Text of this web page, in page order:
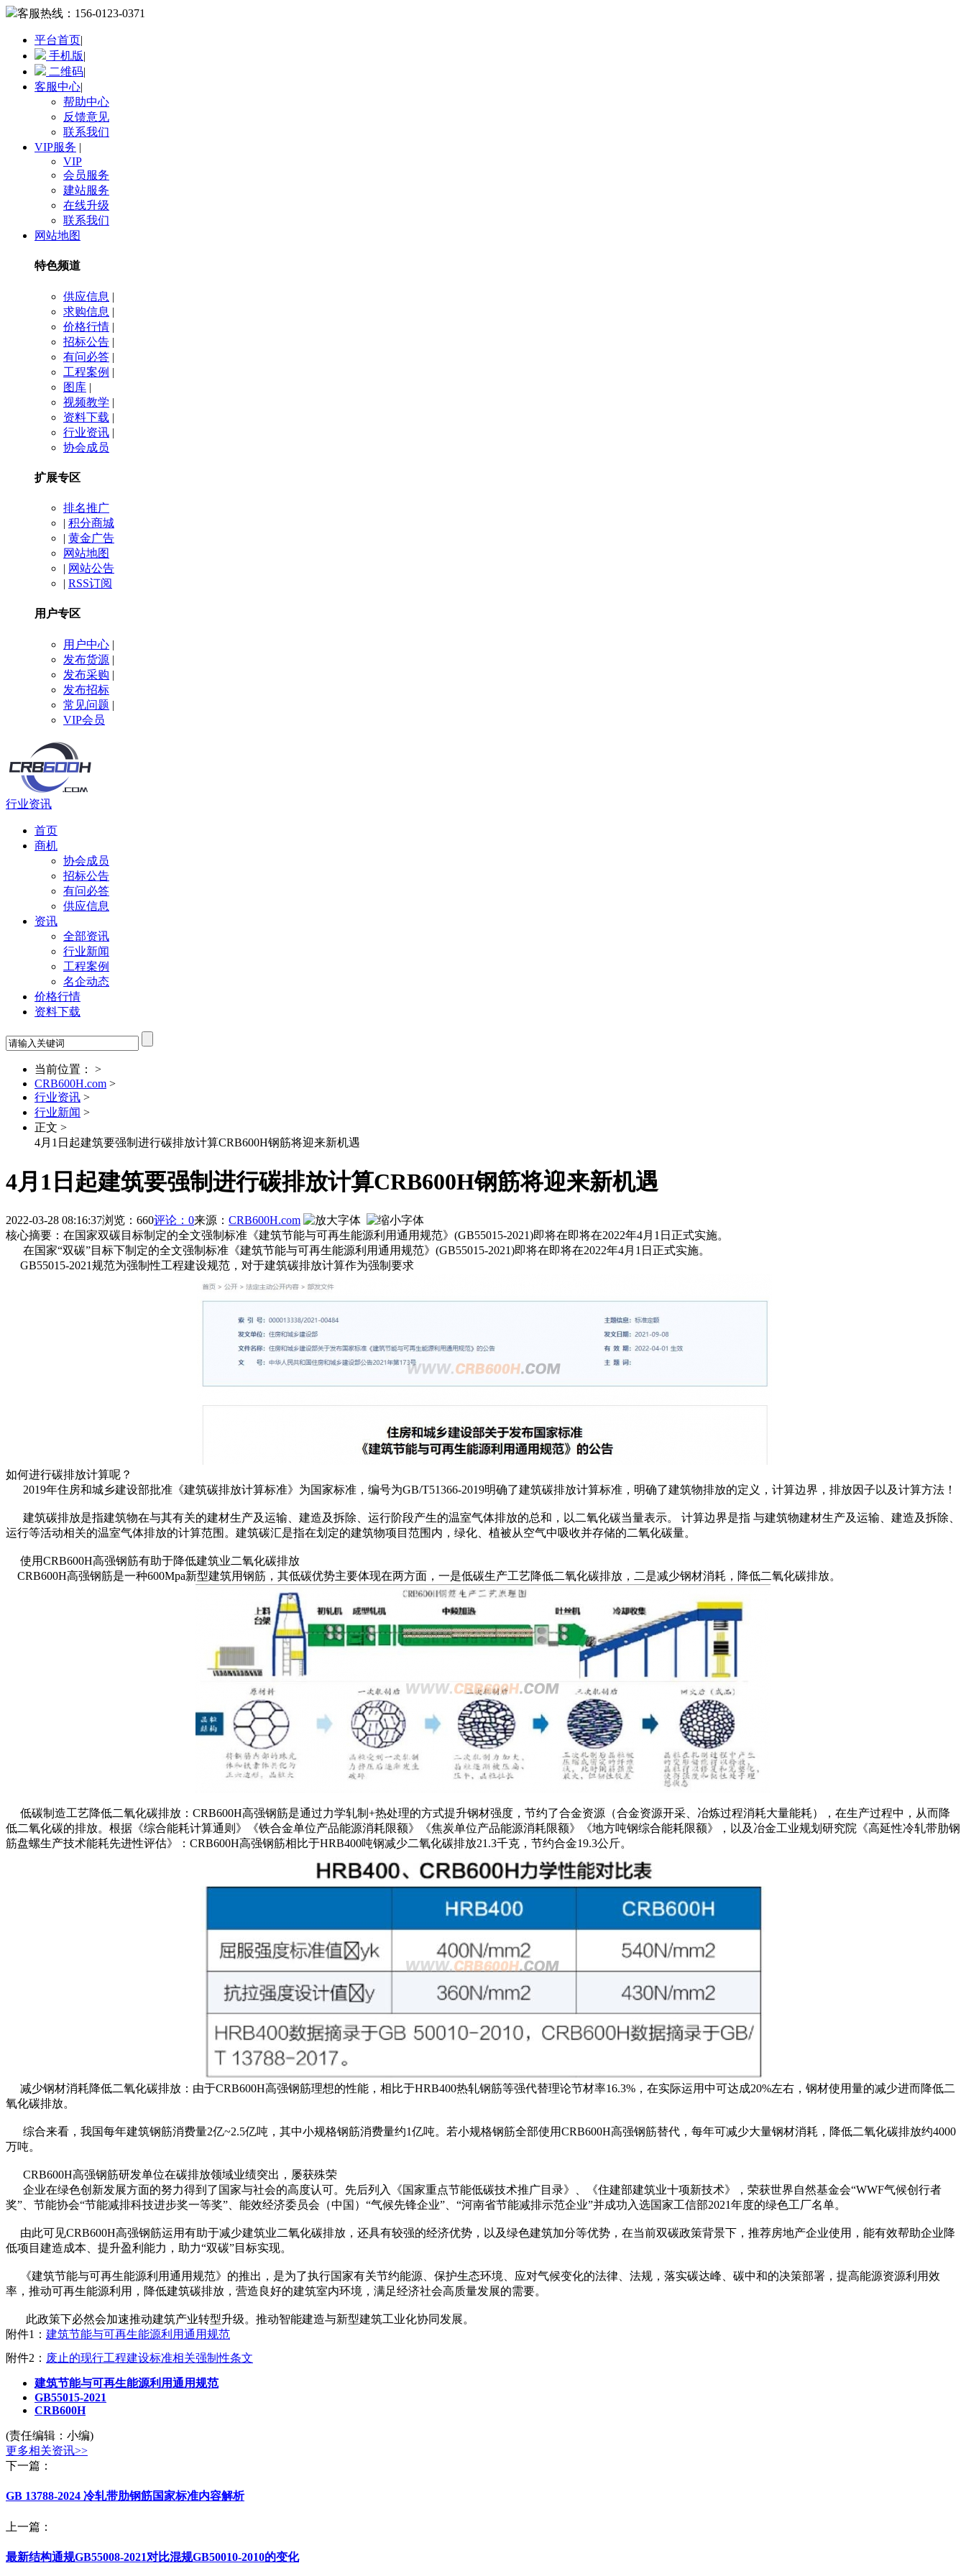
客服热线： 156-0123-0371
平台首页|
手机版|
二维码|
客服中心|
帮助中心
反馈意见
联系我们
VIP服务 |
VIP
会员服务
建站服务
在线升级
联系我们
网站地图
特色频道
供应信息 |
求购信息 |
价格行情 |
招标公告 |
有问必答 |
工程案例 |
图库 |
视频教学 |
资料下载 |
行业资讯 |
协会成员
扩展专区
排名推广
| 积分商城
| 黄金广告
网站地图
| 网站公告
| RSS订阅
用户专区
用户中心 |
发布货源 |
发布采购 |
发布招标
常见问题 |
VIP会员
行业资讯
首页
商机
协会成员
招标公告
有问必答
供应信息
资讯
全部资讯
行业新闻
工程案例
名企动态
价格行情
资料下载
当前位置： >
CRB600H.com >
行业资讯 >
行业新闻 >
正文 >
4月1日起建筑要强制进行碳排放计算CRB600H钢筋将迎来新机遇
4月1日起建筑要强制进行碳排放计算CRB600H钢筋将迎来新机遇
2022-03-28 08:16:37浏览：660评论：0来源： CRB600H.com
核心摘要：在国家双碳目标制定的全文强制标准《建筑节能与可再生能源利用通用规范》(GB55015-2021)即将在即将在2022年4月1日正式实施。
在国家“双碳”目标下制定的全文强制标准《建筑节能与可再生能源利用通用规范》(GB55015-2021)即将在即将在2022年4月1日正式实施。
GB55015-2021规范为强制性工程建设规范，对于建筑碳排放计算作为强制要求
如何进行碳排放计算呢？
2019年住房和城乡建设部批准《建筑碳排放计算标准》为国家标准，编号为GB/T51366-2019明确了建筑碳排放计算标准，明确了建筑物排放的定义，计算边界，排放因子以及计算方法！
建筑碳排放是指建筑物在与其有关的建材生产及运输、建造及拆除、运行阶段产生的温室气体排放的总和，以二氧化碳当量表示。 计算边界是指 与建筑物建材生产及运输、建造及拆除、
运行等活动相关的温室气体排放的计算范围。建筑碳汇是指在划定的建筑物项目范围内，绿化、植被从空气中吸收并存储的二氧化碳量。
使用CRB600H高强钢筋有助于降低建筑业二氧化碳排放
CRB600H高强钢筋是一种600Mpa新型建筑用钢筋，其低碳优势主要体现在两方面，一是低碳生产工艺降低二氧化碳排放，二是减少钢材消耗，降低二氧化碳排放。
低碳制造工艺降低二氧化碳排放：CRB600H高强钢筋是通过力学轧制+热处理的方式提升钢材强度，节约了合金资源（合金资源开采、冶炼过程消耗大量能耗），在生产过程中，从而降
低二氧化碳的排放。根据《综合能耗计算通则》《铁合金单位产品能源消耗限额》《焦炭单位产品能源消耗限额》《地方吨钢综合能耗限额》，以及冶金工业规划研究院《高延性冷轧带肋钢
筋盘螺生产技术能耗先进性评估》：CRB600H高强钢筋相比于HRB400吨钢减少二氧化碳排放21.3千克，节约合金19.3公斤。
减少钢材消耗降低二氧化碳排放：由于CRB600H高强钢筋理想的性能，相比于HRB400热轧钢筋等强代替理论节材率16.3%，在实际运用中可达成20%左右，钢材使用量的减少进而降低二
氧化碳排放。
综合来看，我国每年建筑钢筋消费量2亿~2.5亿吨，其中小规格钢筋消费量约1亿吨。若小规格钢筋全部使用CRB600H高强钢筋替代，每年可减少大量钢材消耗，降低二氧化碳排放约4000
万吨。
CRB600H高强钢筋研发单位在碳排放领域业绩突出，屡获殊荣
企业在绿色创新发展方面的努力得到了国家与社会的高度认可。先后列入《国家重点节能低碳技术推广目录》、《住建部建筑业十项新技术》，荣获世界自然基金会“WWF气候创行者
奖”、节能协会“节能减排科技进步奖一等奖”、能效经济委员会（中国）“气候先锋企业”、“河南省节能减排示范企业”并成功入选国家工信部2021年度的绿色工厂名单。
由此可见CRB600H高强钢筋运用有助于减少建筑业二氧化碳排放，还具有较强的经济优势，以及绿色建筑加分等优势，在当前双碳政策背景下，推荐房地产企业使用，能有效帮助企业降
低项目建造成本、提升盈利能力，助力“双碳”目标实现。
《建筑节能与可再生能源利用通用规范》的推出，是为了执行国家有关节约能源、保护生态环境、应对气候变化的法律、法规，落实碳达峰、碳中和的决策部署，提高能源资源利用效
率，推动可再生能源利用，降低建筑碳排放，营造良好的建筑室内环境，满足经济社会高质量发展的需要。
此政策下必然会加速推动建筑产业转型升级。推动智能建造与新型建筑工业化协同发展。
附件1： 建筑节能与可再生能源利用通用规范
附件2： 废止的现行工程建设标准相关强制性条文
建筑节能与可再生能源利用通用规范
GB55015-2021
CRB600H
(责任编辑：小编)
更多相关资讯>>
下一篇：
GB 13788-2024 冷轧带肋钢筋国家标准内容解析
上一篇：
最新结构通规GB55008-2021对比混规GB50010-2010的变化